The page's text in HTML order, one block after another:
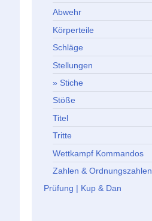
Abwehr
Körperteile
Schläge
Stellungen
Stiche
Stöße
Titel
Tritte
Wettkampf Kommandos
Zahlen & Ordnungszahlen
Prüfung | Kup & Dan